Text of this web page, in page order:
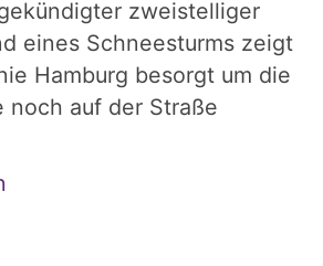
zweistelliger
eines Schneesturms zeigt
Hamburg besorgt um die
noch auf der Straße